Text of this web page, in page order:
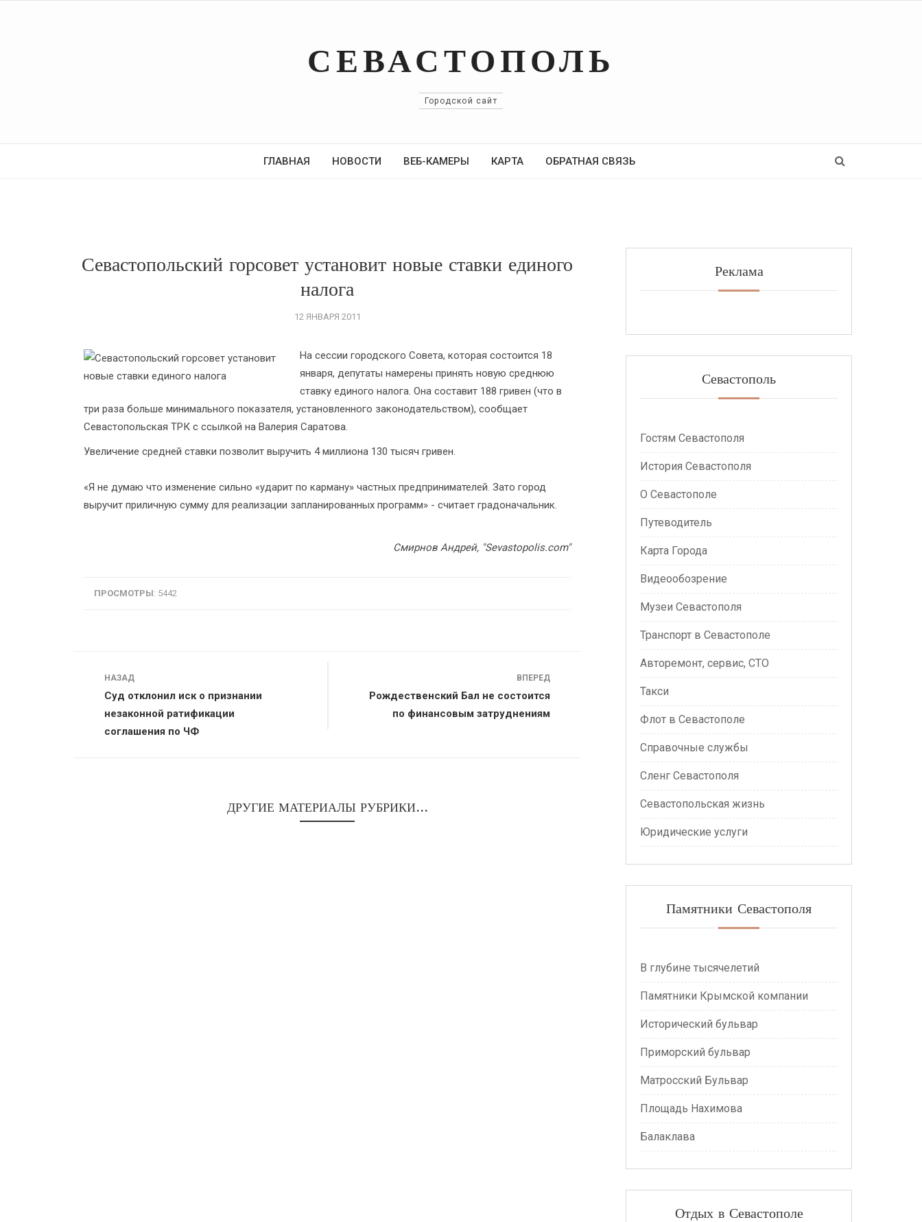
СЕВАСТОПОЛЬ
Городской сайт
ГЛАВНАЯ НОВОСТИ ВЕБ-КАМЕРЫ КАРТА ОБРАТНАЯ СВЯЗЬ
Севастопольский горсовет установит новые ставки единого
налога
12 ЯНВАРЯ 2011
На сессии городского Совета, которая состоится 18
января, депутаты намерены принять новую среднюю
ставку единого налога. Она составит 188 гривен (что в
три раза больше минимального показателя, установленного законодательством), сообщает
Севастопольская ТРК с ссылкой на Валерия Саратова.
Увеличение средней ставки позволит выручить 4 миллиона 130 тысяч гривен.
«Я не думаю что изменение сильно «ударит по карману» частных предпринимателей. Зато город
выручит приличную сумму для реализации запланированных программ» - считает градоначальник.
Смирнов Андрей, "Sevastopolis.com"
ПРОСМОТРЫ: 5442
Навигация
НАЗАД
Суд отклонил иск о признании
незаконной ратификации
соглашения по ЧФ
ВПЕРЕД
Рождественский Бал не состоится
по финансовым затруднениям
ДРУГИЕ МАТЕРИАЛЫ РУБРИКИ...
Реклама
Севастополь
Гостям Севастополя
История Севастополя
О Севастополе
Путеводитель
Карта Города
Видеообозрение
Музеи Севастополя
Транспорт в Севастополе
Авторемонт, сервис, СТО
Такси
Флот в Севастополе
Справочные службы
Сленг Севастополя
Севастопольская жизнь
Юридические услуги
Памятники Севастополя
В глубине тысячелетий
Памятники Крымской компании
Исторический бульвар
Приморский бульвар
Матросский Бульвар
Площадь Нахимова
Балаклава
Отдых в Севастополе